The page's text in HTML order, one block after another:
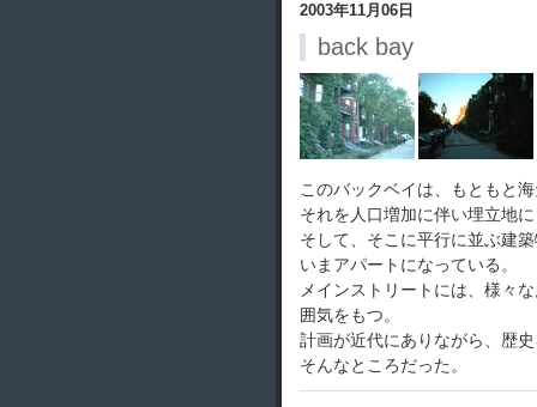
2003年11月06日
back bay
このバックベイは、もともと
それを人口増加に伴い埋立地
そして、そこに平行に並ぶ建
いまアパートになっている。
メインストリートには、様々
囲気をもつ。
計画が近代にありながら、歴
そんなところだった。